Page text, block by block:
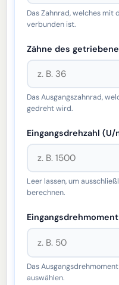
Das Zahnrad, welches
verbunden ist.
Zähne des
Das Ausgangszahnrad,
gedreht wird.
Eingangsdrehzahl (U/
Leer lassen, um
berechnen.
Eingangsdrehmoment
Das
auswählen.